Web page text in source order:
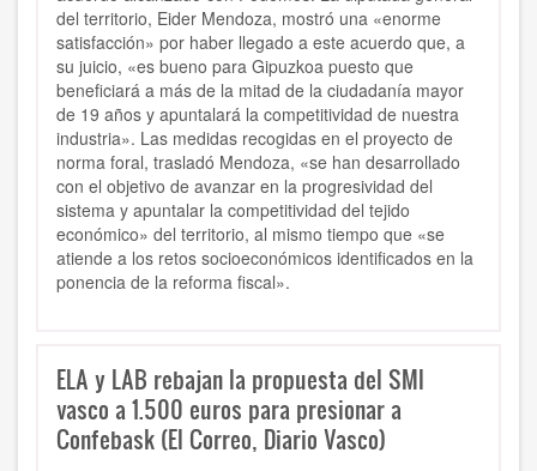
del territorio, Eider Mendoza, mostró una «enorme
satisfacción» por haber llegado a este acuerdo que, a
su juicio, «es bueno para Gipuzkoa puesto que
beneficiará a más de la mitad de la ciudadanía mayor
de 19 años y apuntalará la competitividad de nuestra
industria». Las medidas recogidas en el proyecto de
norma foral, trasladó Mendoza, «se han desarrollado
con el objetivo de avanzar en la progresividad del
sistema y apuntalar la competitividad del tejido
económico» del territorio, al mismo tiempo que «se
atiende a los retos socioeconómicos identificados en la
ponencia de la reforma fiscal».
ELA y LAB rebajan la propuesta del SMI
vasco a 1.500 euros para presionar a
Confebask (El Correo, Diario Vasco)